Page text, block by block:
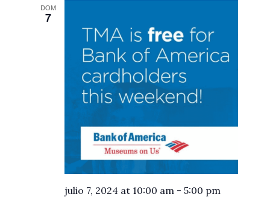
DOM
7
julio 7, 2024 at 10:00 am -5:00 pm